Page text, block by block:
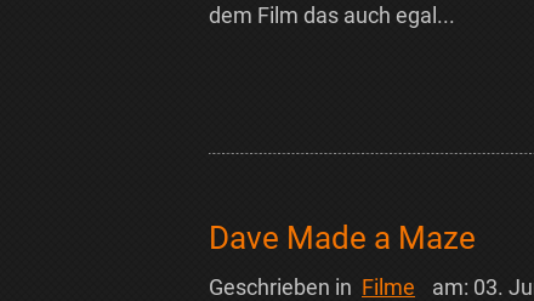
dem Film das auch egal...
Dave Made a Maze
Geschrieben in Filme am: 03.